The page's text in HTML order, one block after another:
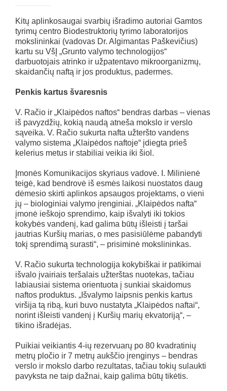
Kitų aplinkosaugai svarbių išradimo autoriai Gamtos
tyrimų centro Biodestruktorių tyrimo laboratorijos
mokslininkai (vadovas Dr. Algimantas Paškevičius)
kartu su VšĮ „Grunto valymo technologijos“
darbuotojais atrinko ir užpatentavo mikroorganizmų,
skaidančių naftą ir jos produktus, padermes.
Penkis kartus švaresnis
V. Račio ir „Klaipėdos naftos“ bendras darbas – vienas
iš pavyzdžių, kokią naudą atneša mokslo ir verslo
sąveika. V. Račio sukurta nafta užteršto vandens
valymo sistema „Klaipėdos naftoje“ įdiegta prieš
kelerius metus ir stabiliai veikia iki šiol.
Įmonės Komunikacijos skyriaus vadovė. I. Milinienė
teigė, kad bendrovė iš esmės laikosi nuostatos daug
dėmesio skirti aplinkos apsaugos projektams, o vieni
jų – biologiniai valymo įrenginiai. „Klaipėdos nafta“
įmonė ieškojo sprendimo, kaip išvalyti iki tokios
kokybės vandenį, kad galima būtų išleisti į taršai
jautrias Kuršių marias, o mes pasisiūlėme pabandyti
tokį sprendimą surasti“, – prisiminė mokslininkas.
V. Račio sukurta technologija kokybiškai ir patikimai
išvalo įvairiais teršalais užterštas nuotekas, tačiau
labiausiai sistema orientuota į sunkiai skaidomus
naftos produktus. „Išvalymo laipsnis penkis kartus
viršija tą ribą, kuri buvo nustatyta „Klaipėdos naftai“,
norint išleisti vandenį į Kuršių marių ekvatoriją“, –
tikino išradėjas.
Puikiai veikiantis 4-ių rezervuarų po 80 kvadratinių
metrų pločio ir 7 metrų aukščio įrenginys – bendras
verslo ir mokslo darbo rezultatas, tačiau tokių sulaukti
pavyksta ne taip dažnai, kaip galima būtų tikėtis.